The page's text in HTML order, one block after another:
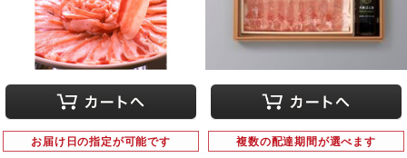
お届け日の指定が可能です 複数の配達期間が選べます